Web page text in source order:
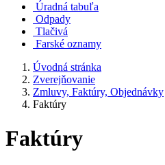
Úradná tabuľa
Odpady
Tlačivá
Farské oznamy
Úvodná stránka
Zverejňovanie
Zmluvy, Faktúry, Objednávky
Faktúry
Faktúry